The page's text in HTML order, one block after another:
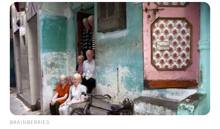
BRAINBERRIES